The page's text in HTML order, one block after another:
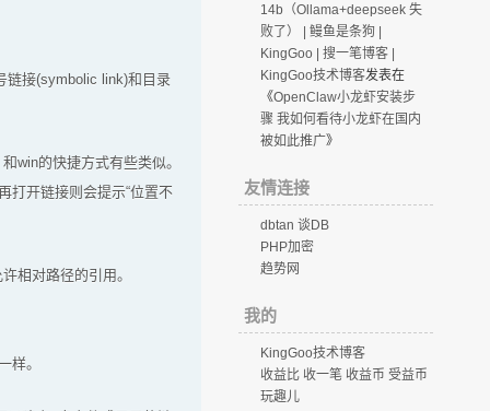
链接(symbolic link)和目录
win的快捷方式有些类似。
打开链接则会提示“位置不
相对路径的引用。
样。
14b（Ollama+deepseek 失
败了） | 鳗鱼是条狗 |
KingGoo | 搜一笔博客 |
KingGoo技术博客发表在
《OpenClaw小龙虾安装步
骤 我如何看待小龙虾在国内
被如此推广》
友情连接
dbtan 谈DB
PHP加密
趋势网
我的
KingGoo技术博客
收益比 收一笔 收益币 受益币
玩趣儿